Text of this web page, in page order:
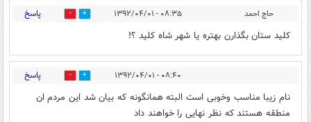
حاج احمد ۰۸:۳۵ - ۱۳۹۲/۰۴/۰۱ 0 پاسخ
كليد ستان بگذارن بهتره يا شهر شاه كليد ؟!
۰۸:۴۰ - ۱۳۹۲/۰۴/۰۱ 0 پاسخ
نام زیبا مناسب وخوبی است البته همانگونه که بیان شد این مردم ان
منطقه هستند که نظر نهایی را خواهند داد